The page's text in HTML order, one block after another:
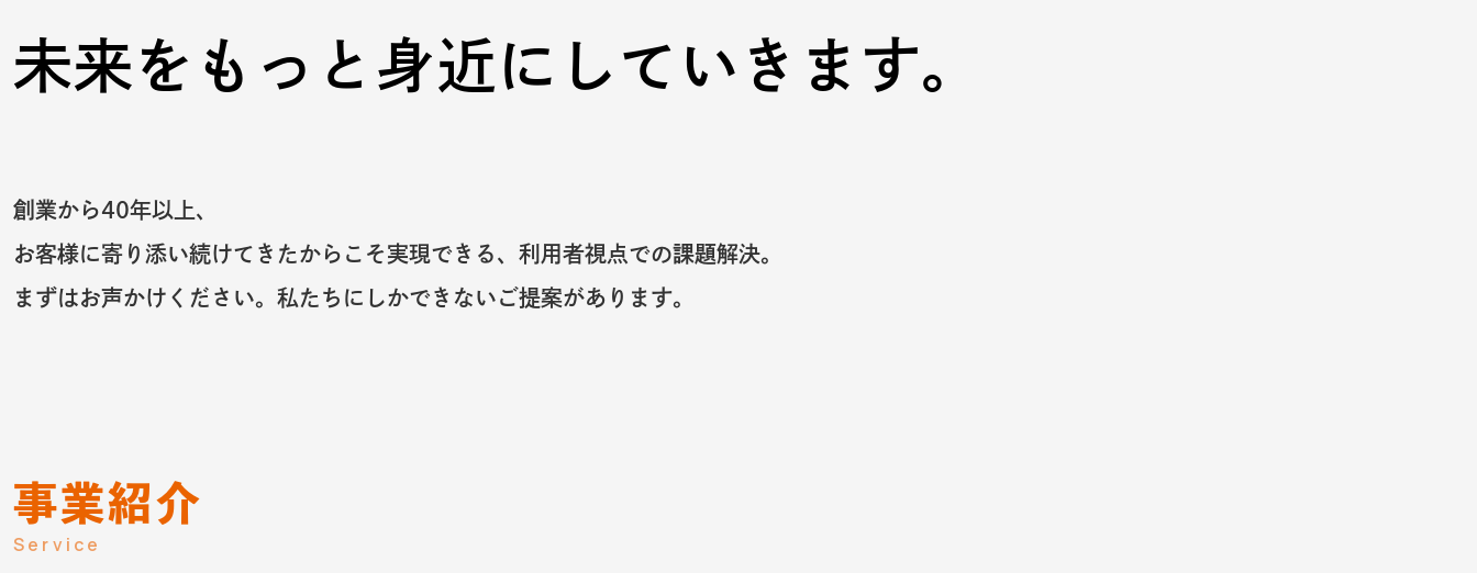
未来をもっと 身近にしていきます。
創業から40年以上、
お客様に寄り添い続けてきたからこそ実現できる、利用者視点での課題解決。
まずはお声かけください。私たちにしかできないご提案があります。
事業紹介
Service